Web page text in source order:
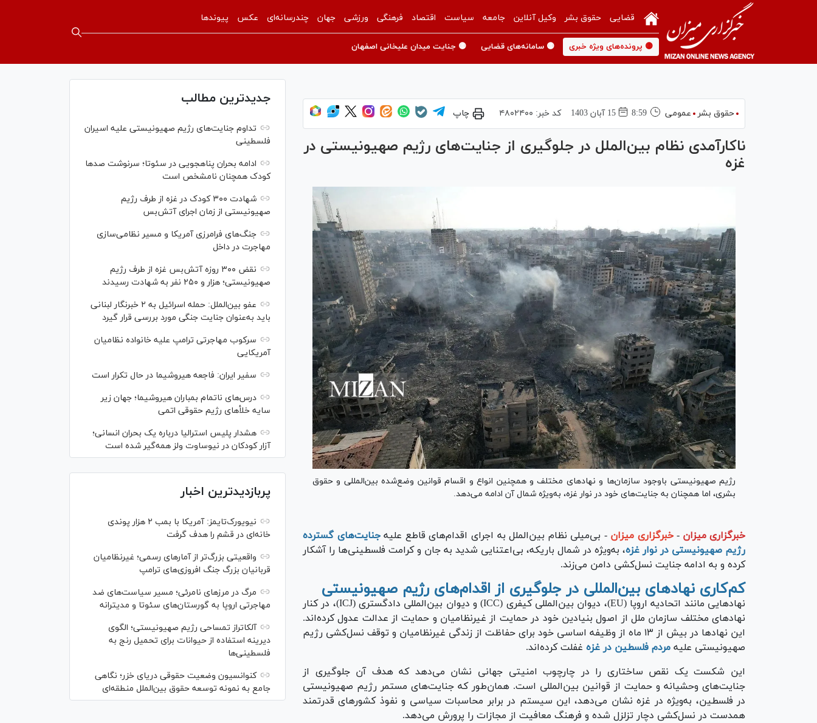
قضایی حقوق بشر وکیل آنلاین جامعه سیاست اقتصاد فرهنگی ورزشی جهان چندرسانه‌ای عکس پیوندها
🟡 پرونده‌های ویژه خبری 🟡 سامانه‌های قضایی 🟡 جنایت میدان علیخانی اصفهان
حقوق بشر عمومی 8:59 15 آبان 1403 کد خبر: ۴۸۰۲۴۰۰ چاپ
ناکارآمدی نظام بین‌الملل در جلوگیری از جنایت‌های رژیم صهیونیستی در
غزه
رژیم صهیونیستی باوجود سازمان‌ها و نهاد‌های مختلف و همچنین انواع و اقسام قوانین وضع‌شده بین‌المللی و حقوق
بشری، اما همچنان به جنایت‌های خود در نوار غزه، به‌ویژه شمال آن ادامه می‌دهد.
خبرگزاری میزان - خبرگزاری میزان - بی‌میلی نظام بین‌الملل به اجرای اقدام‌های قاطع علیهجنایت‌های گسترده
رژیم صهیونیستی در نوار غزه، به‌ویژه در شمال باریکه، بی‌اعتنایی شدید به جان و کرامت فلسطینی‌ها را آشکار
کرده و به ادامه جنایت نسل‌کشی دامن می‌زند.
کم‌کاری نهادهای بین‌المللی در جلوگیری از اقدام‌های رژیم صهیونیستی
نهاد‌هایی مانند اتحادیه اروپا (EU)، دیوان بین‌المللی کیفری (ICC) و دیوان بین‌المللی دادگستری (ICJ)، در کنار
نهاد‌های مختلف سازمان ملل از اصول بنیادین خود در حمایت از غیرنظامیان و حمایت از عدالت عدول کرده‌اند.
این نهاد‌ها در بیش از ۱۳ ماه از وظیفه اساسی خود برای حفاظت از زندگی غیرنظامیان و توقف نسل‌کشی رژیم
صهیونیستی علیه مردم فلسطین در غزه غفلت کرده‌اند.
این شکست یک نقص ساختاری را در چارچوب امنیتی جهانی نشان می‌دهد که هدف آن جلوگیری از
جنایت‌های وحشیانه و حمایت از قوانین بین‌المللی است. همان‌طور که جنایت‌های مستمر رژیم صهیونیستی
در فلسطین، به‌ویژه در غزه نشان می‌دهد، این سیستم در برابر محاسبات سیاسی و نفوذ کشور‌های قدرتمند
همدست در نسل‌کشی دچار تزلزل شده و فرهنگ معافیت از مجازات را پرورش می‌دهد.
جدیدترین مطالب
تداوم جنایت‌های رژیم صهیونیستی علیه اسیران
فلسطینی
ادامه بحران پناهجویی در سئوتا؛ سرنوشت صدها
کودک همچنان نامشخص است
شهادت ۳۰۰ کودک در غزه از طرف رژیم
صهیونیستی از زمان اجرای آتش‌بس
جنگ‌های فرامرزی آمریکا و مسیر نظامی‌سازی
مهاجرت در داخل
نقض ۳۰۰ روزه آتش‌بس غزه از طرف رژیم
صهیونیستی؛ هزار و ۲۵۰ نفر به شهادت رسیدند
عفو بین‌الملل: حمله اسرائیل به ۲ خبرنگار لبنانی
باید به‌عنوان جنایت جنگی مورد بررسی قرار گیرد
سرکوب مهاجرتی ترامپ علیه خانواده نظامیان
آمریکایی
سفیر ایران: فاجعه هیروشیما در حال تکرار است
درس‌های ناتمام بمباران هیروشیما؛ جهان زیر
سایه خلأ‌های رژیم حقوقی اتمی
هشدار پلیس استرالیا درباره یک بحران انسانی؛
آزار کودکان در نیوساوت ولز همه‌گیر شده است
پربازدیدترین اخبار
نیویورک‌تایمز: آمریکا با بمب ۲ هزار پوندی
خانه‌ای در قشم را هدف گرفت
واقعیتی بزرگ‌تر از آمار‌های رسمی؛ غیرنظامیان
قربانیان بزرگ جنگ افروزی‌های ترامپ
مرگ در مرز‌های نامرئی؛ مسیر سیاست‌های ضد
مهاجرتی اروپا به گورستان‌های سئوتا و مدیترانه
آلکاتراز تمساحی رژیم صهیونیستی؛ الگوی
دیرینه استفاده از حیوانات برای تحمیل رنج به
فلسطینی‌ها
کنوانسیون وضعیت حقوقی دریای خزر؛ نگاهی
جامع به نمونه توسعه حقوق بین‌الملل منطقه‌ای